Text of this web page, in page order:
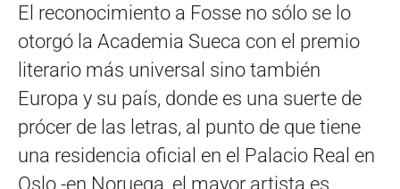
El reconocimiento a Fosse no sólo se lo
otorgó la Academia Sueca con el premio
literario más universal sino también
Europa y su país, donde es una suerte de
prócer de las letras, al punto de que tiene
una residencia oficial en el Palacio Real en
Oslo -en Noruega, el mayor artista es